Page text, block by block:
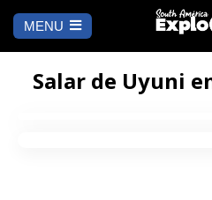
MENU
COMEÇAR
Salar de Uyuni